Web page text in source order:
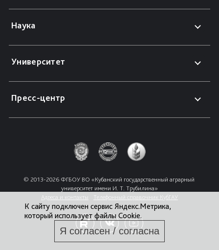
Наука
Университет
Пресс-центр
© 2013-2026 ФГБОУ ВО «Кубанский государственный аграрный
университет имени И. Т. Трубилина»
Адреса и контакты
Телефонный справочник КубГАУ
К сайту подключен сервис Яндекс.Метрика,
который использует файлы Cookie.
Я согласен / согласна